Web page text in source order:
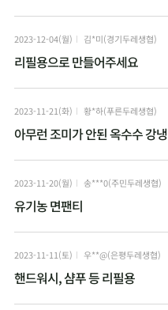
2023-12-04(월) 김*미(경기두레생협)
리필용으로 만들어주세요
2023-11-21(화) 황*하(푸른두레생협)
2023-11-20(월) 송***0(주민두레생협)
유기농 면팬티
2023-11-11(토) 우**@(은평두레생협)
핸드워시, 샴푸 등 리필용